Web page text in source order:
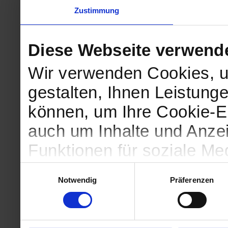
Zustimmung
Diese Webseite
Wir verwenden Cookies,
gestalten, Ihnen
können, um Ihre Cookie-
auch um Inhalte und
Funktionen für soziale
geben wir Informationen
Website an unsere
Notwendig
Präferenzen